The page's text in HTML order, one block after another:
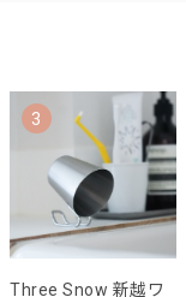
3
Three Snow 新越ワ